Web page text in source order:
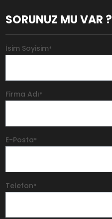
SORUNUZ MU VAR ?
İsim Soyisim*
Firma Adı*
E-Posta*
Telefon*